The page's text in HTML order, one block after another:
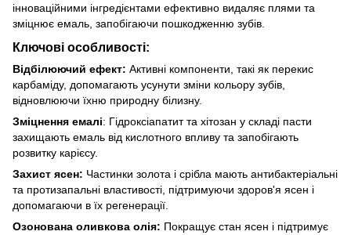
інноваційними інгредієнтами ефективно видаляє плями та
зміцнює емаль, запобігаючи пошкодженню зубів.
Ключові особливості:
Відбілюючий ефект: Активні компоненти, такі як перекис
карбаміду, допомагають усунути зміни кольору зубів,
відновлюючи їхню природну білизну.
Зміцнення емалі: Гідроксіапатит та хітозан у складі пасти
захищають емаль від кислотного впливу та запобігають
розвитку карієсу.
Захист ясен: Частинки золота і срібла мають антибактеріальні
та протизапальні властивості, підтримуючи здоров'я ясен і
допомагаючи в їх регенерації.
Озонована оливкова олія: Покращує стан ясен і підтримує